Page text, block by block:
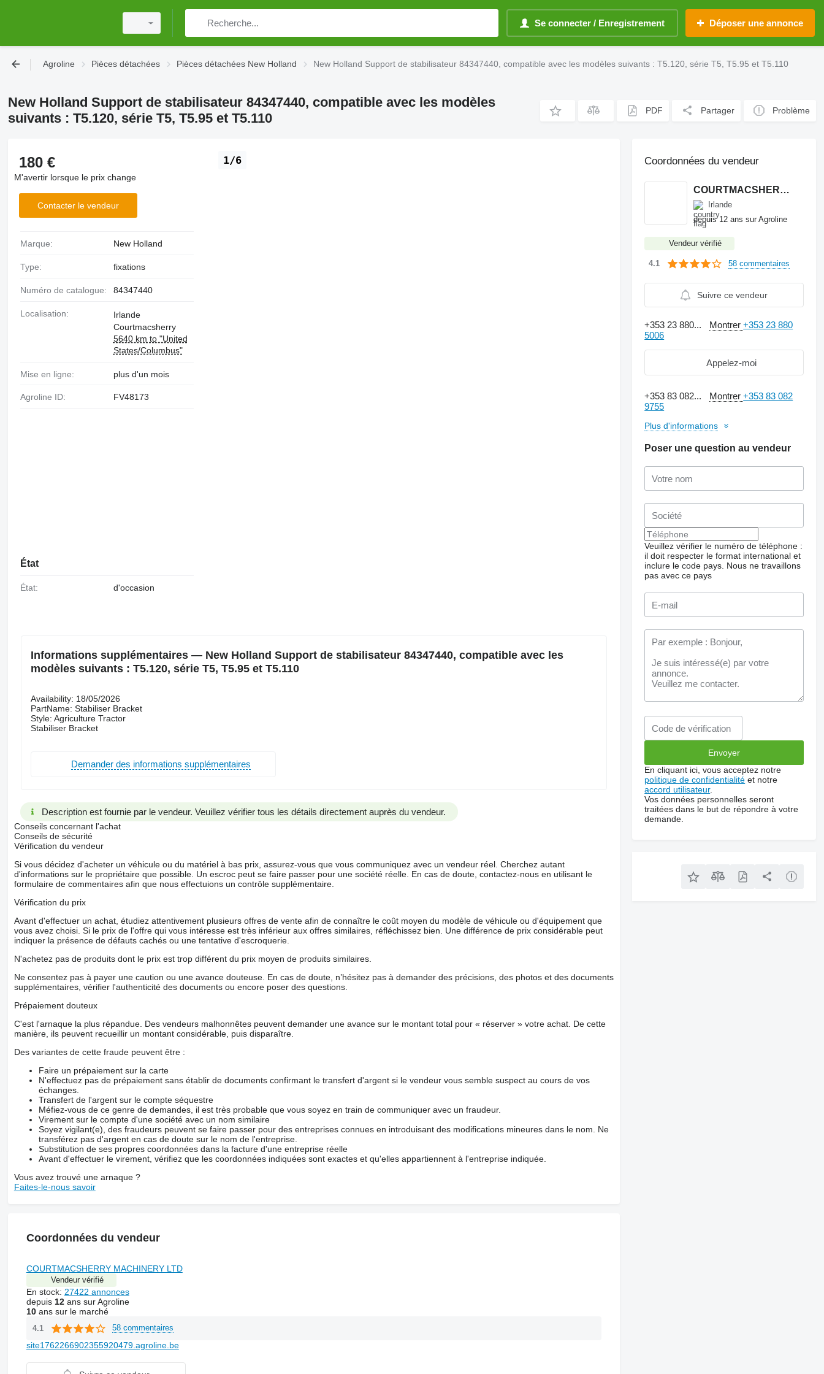
Se connecter / Enregistrement Déposer une annonce
Agroline Pièces détachées Pièces détachées New Holland New Holland Support de stabilisateur 84347440, compatible avec les modèles suivants : T5.120, série T5, T5.95 et T5.110
New Holland Support de stabilisateur 84347440, compatible avec les modèles
suivants : T5.120, série T5, T5.95 et T5.110
PDF Partager Problème
1/6
180 €
M'avertir lorsque le prix change
Contacter le vendeur
Marque: New Holland
Type: fixations
Numéro de catalogue: 84347440
Localisation:
Irlande
Courtmacsherry
5640 km to "United
States/Columbus"
Mise en ligne: plus d'un mois
Agroline ID: FV48173
État
État: d'occasion
Informations supplémentaires — New Holland Support de stabilisateur 84347440, compatible avec les
modèles suivants : T5.120, série T5, T5.95 et T5.110
Availability: 18/05/2026
PartName: Stabiliser Bracket
Style: Agriculture Tractor
Stabiliser Bracket
Demander des informations supplémentaires
Description est fournie par le vendeur. Veuillez vérifier tous les détails directement auprès du vendeur.
Conseils concernant l'achat
Conseils de sécurité
Vérification du vendeur
Si vous décidez d'acheter un véhicule ou du matériel à bas prix, assurez-vous que vous communiquez avec un vendeur réel. Cherchez autant
d'informations sur le propriétaire que possible. Un escroc peut se faire passer pour une société réelle. En cas de doute, contactez-nous en utilisant le
formulaire de commentaires afin que nous effectuions un contrôle supplémentaire.
Vérification du prix
Avant d'effectuer un achat, étudiez attentivement plusieurs offres de vente afin de connaître le coût moyen du modèle de véhicule ou d'équipement que
vous avez choisi. Si le prix de l'offre qui vous intéresse est très inférieur aux offres similaires, réfléchissez bien. Une différence de prix considérable peut
indiquer la présence de défauts cachés ou une tentative d'escroquerie.
N'achetez pas de produits dont le prix est trop différent du prix moyen de produits similaires.
Ne consentez pas à payer une caution ou une avance douteuse. En cas de doute, n’hésitez pas à demander des précisions, des photos et des documents
supplémentaires, vérifier l'authenticité des documents ou encore poser des questions.
Prépaiement douteux
C'est l'arnaque la plus répandue. Des vendeurs malhonnêtes peuvent demander une avance sur le montant total pour « réserver » votre achat. De cette
manière, ils peuvent recueillir un montant considérable, puis disparaître.
Des variantes de cette fraude peuvent être :
Faire un prépaiement sur la carte
N'effectuez pas de prépaiement sans établir de documents confirmant le transfert d'argent si le vendeur vous semble suspect au cours de vos
échanges.
Transfert de l'argent sur le compte séquestre
Méfiez-vous de ce genre de demandes, il est très probable que vous soyez en train de communiquer avec un fraudeur.
Virement sur le compte d'une société avec un nom similaire
Soyez vigilant(e), des fraudeurs peuvent se faire passer pour des entreprises connues en introduisant des modifications mineures dans le nom. Ne
transférez pas d'argent en cas de doute sur le nom de l'entreprise.
Substitution de ses propres coordonnées dans la facture d'une entreprise réelle
Avant d'effectuer le virement, vérifiez que les coordonnées indiquées sont exactes et qu'elles appartiennent à l'entreprise indiquée.
Vous avez trouvé une arnaque ?
Faites-le-nous savoir
Coordonnées du vendeur
COURTMACSHERRY MACHINERY LTD
Vendeur vérifié
En stock: 27422 annonces
depuis 12ans sur Agroline
10ans sur le marché
4.1 58 commentaires
site1762266902355920479.agroline.be
Coordonnées du vendeur
COURTMACSHERRY MACHINERY LTD
Irlande
depuis 12 ans sur Agroline
Vendeur vérifié
4.1 58 commentaires
Suivre ce vendeur
+353 23 880... Montrer+353 23 880
5006
Appelez-moi
+353 83 082... Montrer+353 83 082
9755
Plus d'informations
Poser une question au vendeur
Veuillez vérifier le numéro de téléphone :
il doit respecter le format international et
inclure le code pays. Nous ne travaillons
pas avec ce pays
En cliquant ici, vous acceptez notre
politique de confidentialité et notre
accord utilisateur.
Vos données personnelles seront
traitées dans le but de répondre à votre
demande.